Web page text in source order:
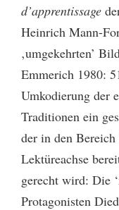
d’apprentissage
Heinrich Mann-
‚umgekehrten’
Emmerich 1980:
Umkodierung der
Traditionen ein
der in den
Lektüreachse
gerecht wird: Die
Protagonisten